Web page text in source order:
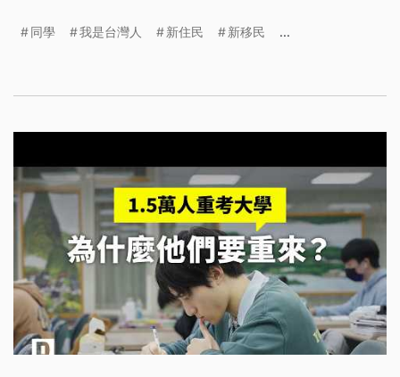
多年自我否定，終於擺脫身分認同困境，不再為自己
同學 我是台灣人 新住民 新移民 ...